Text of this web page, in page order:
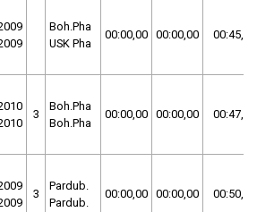
Boh.Pha
USK Pha
00:00,00 00:00,00 00:45,67
3
Boh.Pha
Boh.Pha
00:00,00 00:00,00 00:47,47
3
Pardub.
Pardub.
00:00,00 00:00,00 00:50,01